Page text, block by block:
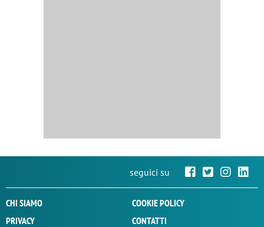
seguici su
CHI SIAMO
COOKIE POLICY
PRIVACY
CONTATTI